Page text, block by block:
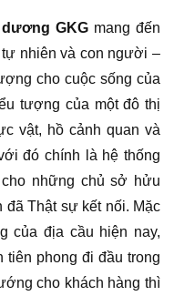
GKGmang đến
nhiên và con người –
cho cuộc sống của
tượng của một đô thị
vật, hồ cảnh quan và
đó chính là hệ thống
những chủ sở hửu
đã Thật sự kết nối. Mặc
của địa cầu hiện nay,
phong đi đầu trong
cho khách hàng thì